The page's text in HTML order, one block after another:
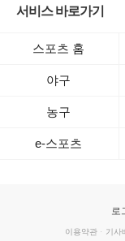
서비스 바로가기
스포츠 홈
야구
농구
e-스포츠
로
이용약관 · 기사